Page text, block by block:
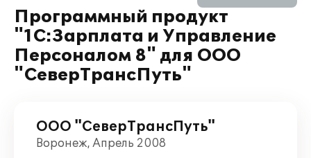
Программный продукт
"1С:Зарплата и Управление
Персоналом 8" для ООО
"СеверТрансПуть"
ООО "СеверТрансПуть"
Воронеж, Апрель 2008